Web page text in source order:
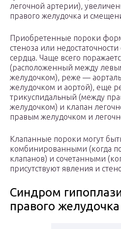
легочной артерии),
правого желудочка и
Приобретенные пороки
стеноза или
сердца. Чаще всего
(расположенный между
желудочком), реже —
желудочком и аортой), еще
трикуспидальный (между
желудочком) и клапан
правым желудочком и
Клапанные пороки могут
комбинированными (когда
клапанов) и сочетанными
присутствуют явления и
Синдром
правого